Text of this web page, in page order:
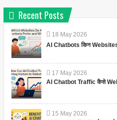
Recent Posts
18 May 2026
AI Chatbots किन
17 May 2026
AI Chatbot Traffic कैसे
15 May 2026